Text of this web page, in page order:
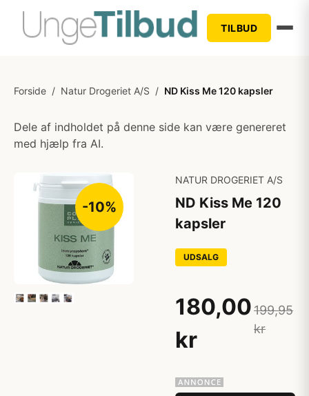
TILBUD
Forside / Natur Drogeriet A/S / ND Kiss Me 120 kapsler
Dele af indholdet på denne side kan være genereret
med hjælp fra AI.
-10%
NATUR DROGERIET A/S
ND Kiss Me 120
kapsler
UDSALG
180,00
kr
199,95
kr